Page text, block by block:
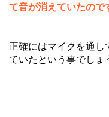
て音が消えていたので
正確にはマイクを通し
ていたという事でしょ